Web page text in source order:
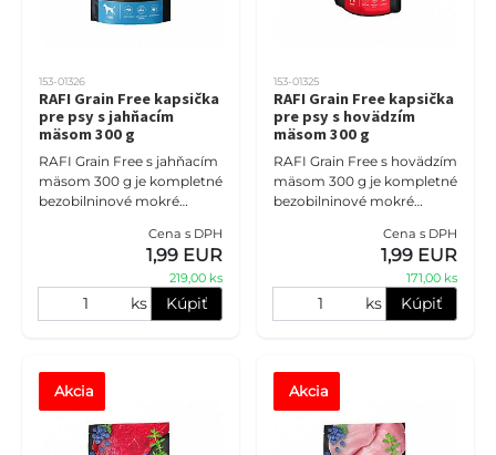
153-01326
RAFI Grain Free kapsička
pre psy s jahňacím
mäsom 300 g
RAFI Grain Free s jahňacím
mäsom 300 g je kompletné
bezobilninové mokré
všetkých plemien. Jahňacia
receptúra prináša obľúbenú
Cena s DPH
1,99 EUR
219,00 ks
ks Kúpiť
153-01325
RAFI Grain Free kapsička
pre psy s hovädzím
mäsom 300 g
RAFI Grain Free s hovädzím
mäsom 300 g je kompletné
bezobilninové mokré
všetkých plemien.
Hovädzia receptúra poteší
Cena s DPH
1,99 EUR
171,00 ks
ks Kúpiť
Akcia Akcia